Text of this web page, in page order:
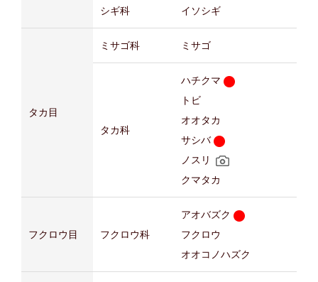
シギ科 イソシギ
タカ目
ミサゴ科 ミサゴ
タカ科
ハチクマ
トビ
オオタカ
サシバ
ノスリ
クマタカ
フクロウ目 フクロウ科
アオバズク
フクロウ
オオコノハズク